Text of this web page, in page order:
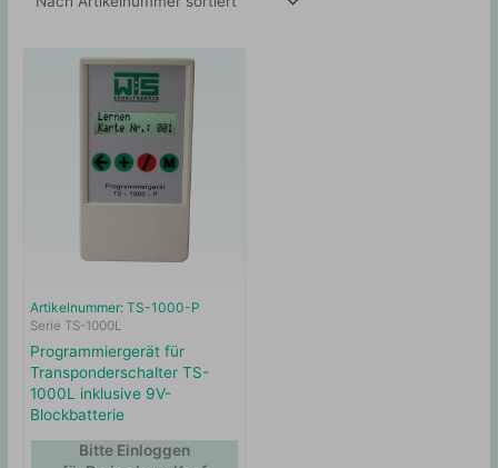
Artikelnummer: TS-1000-P
Serie TS-1000L
Programmiergerät für
Transponderschalter TS-
1000L inklusive 9V-
Blockbatterie
Bitte Einloggen